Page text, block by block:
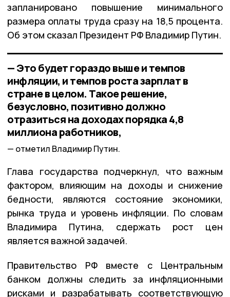
запланировано повышение минимального
размера оплаты труда сразу на 18,5 процента.
Об этом сказал Президент РФ Владимир Путин.
— Это будет гораздо выше и темпов
инфляции, и темпов роста зарплат в
стране в целом. Такое решение,
безусловно, позитивно должно
отразиться на доходах порядка 4,8
миллиона работников,
отметил Владимир Путин.
Глава государства подчеркнул, что важным
фактором, влияющим на доходы и снижение
бедности, являются состояние экономики,
рынка труда и уровень инфляции. По словам
Владимира Путина, сдержать рост цен
является важной задачей.
Правительство РФ вместе с Центральным
банком должны следить за инфляционными
рисками и разрабатывать соответствующую